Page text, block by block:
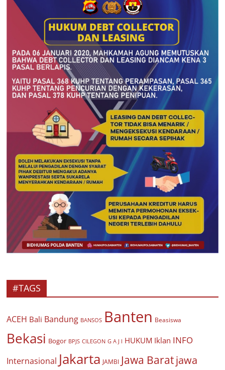
#TAGS
ACEH Bali Bandung BANSOS Banten Beasiswa
Bekasi Bogor BPJS CILEGON G A J I HUKUM Iklan INFO
Internasional Jakarta JAMBI Jawa Baratjawa